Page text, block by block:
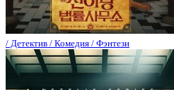
/ Детектив / Комедия / Фэнтези